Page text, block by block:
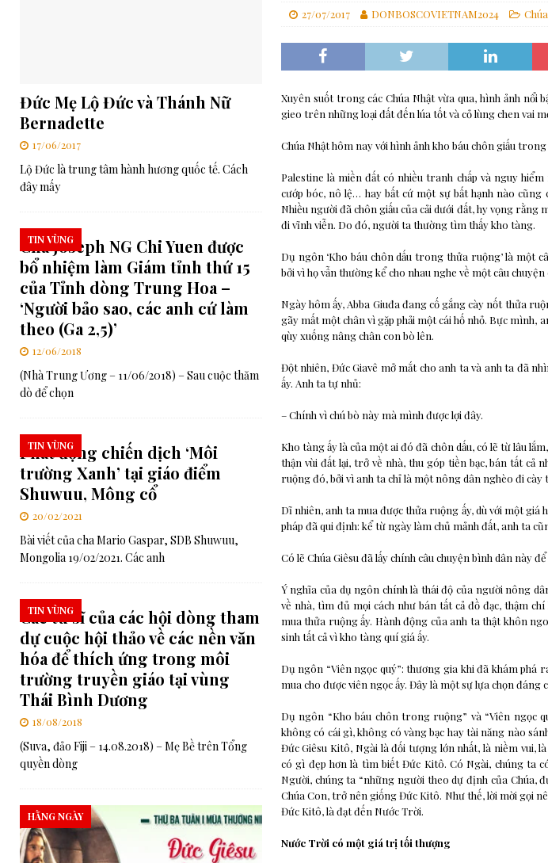
RMG – Huấn từ Buổi tối của Cha Rafael Bejarano: Hoán cải mục vụ để cập nhật Hệ thống Dự
Ý cầu nguyện của Đức Thánh Cha trong tháng 8: Loan báo Tin Mừng tại các thành phố
Đức Thánh Cha: Truyền thông phải phục vụ công ích của gia đình nhân loại ĐỨC GIÁO
27/07/2017 DONBOSCOVIETNAM2024
Xuyên suốt trong các Chúa Nhật vừa qua, hình ảnh
gieo trên những loại đất đến lúa tốt và cỏ lùng chen vai
Chúa Nhật hôm nay với hình ảnh kho báu chôn giấu
Palestine là miền đất có nhiều tranh chấp và nguy
cướp bóc, nô lệ… hay bất cứ một sự bất hạnh nào cũng
Nhiều người đã chôn giấu của cải dưới đất, hy vọng
đi vĩnh viễn. Do đó, người ta thường tìm thấy kho tàng.
Dụ ngôn ‘Kho báu chôn dấu trong thửa ruộng’ là một
bởi vì họ vẫn thường kể cho nhau nghe về một câu
Ngày hôm ấy, Abba Giuđa đang cố gắng cày nốt thửa
gãy mất một chân vì gặp phải một cái hố nhỏ. Bực
qùy xuống nâng chân con bò lên.
Đột nhiên, Đức Giavê mở mắt cho anh ta và anh ta đã
ấy. Anh ta tự nhủ:
– Chính vì chú bò này mà mình được lợi đây.
Kho tàng ấy là của một ai đó đã chôn dấu, có lẽ từ lâu
thận vùi đất lại, trở về nhà, thu góp tiền bạc, bán tất cả
ruộng đó, bởi vì anh ta chỉ là một nông dân nghèo đi cày
Dĩ nhiên, anh ta mua được thửa ruộng ấy, dù với một
pháp đã qui định: kể từ ngày làm chủ mảnh đất, anh ta
Có lẽ Chúa Giêsu đã lấy chính câu chuyện bình dân này
Ý nghĩa của dụ ngôn chính là thái độ của người nông
về nhà, tìm đủ mọi cách như bán tất cả đồ đạc, thậm
mua thửa ruộng ấy. Hành động của anh ta thật khôn
sinh tất cả vì kho tàng quí giá ấy.
Dụ ngôn “Viên ngọc quý”: thương gia khi đã khám phá
mua cho được viên ngọc ấy. Đây là một sự lựa chọn đáng
Dụ ngôn “Kho báu chôn trong ruộng” và “Viên ngọc
không có cái gì, không có vàng bạc hay tài năng nào
Đức Giêsu Kitô, Ngài là đối tượng lớn nhất, là niềm vui,
có gì đẹp hơn là tìm biết Đức Kitô. Có Ngài, chúng ta
Người, chúng ta “những người theo dự định của Chúa,
Chúa Con, trở nên giống Đức Kitô. Như thế, lời mời gọi
Đức Kitô, là đạt đến Nước Trời.
Nước Trời có một giá trị tối thượng
Đức Mẹ Lộ Đức và Thánh Nữ
Bernadette
17/06/2017
Lộ Đức là trung tâm hành hương quốc tế. Cách
đây mấy
Cha Joseph NG Chi Yuen được
bổ nhiệm làm Giám tỉnh thứ 15
của Tỉnh dòng Trung Hoa –
‘Người bảo sao, các anh cứ làm
theo (Ga 2,5)’
TIN VÙNG
12/06/2018
(Nhà Trung Ương – 11/06/2018) – Sau cuộc thăm
dò để chọn
Phát động chiến dịch ‘Môi
trường Xanh’ tại giáo điểm
Shuwuu, Mông cổ
TIN VÙNG
20/02/2021
Bài viết của cha Mario Gaspar, SDB Shuwuu,
Mongolia 19/02/2021. Các anh
Các tu sĩ của các hội dòng tham
dự cuộc hội thảo về các nền văn
hóa để thích ứng trong môi
trường truyền giáo tại vùng
Thái Bình Dương
TIN VÙNG
18/08/2018
(Suva, đảo Fiji – 14.08.2018) – Mẹ Bề trên Tổng
quyền dòng
HẰNG NGÀY